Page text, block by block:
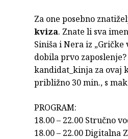
Za one posebno
kviza. Znate li sva
Siniša i Nera iz
dobila prvo
kandidat_kinja za ovaj
približno 30 min., s
PROGRAM:
18.00 – 22.00 Stručno
18.00 – 22.00 Digitalna